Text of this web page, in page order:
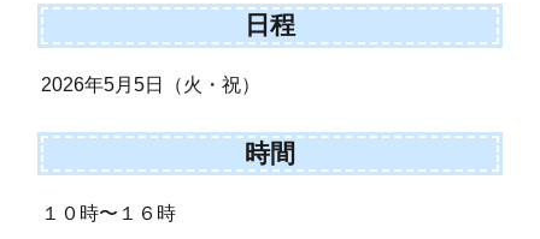
日程
2026年5月5日（火・祝）
時間
１０時〜１６時